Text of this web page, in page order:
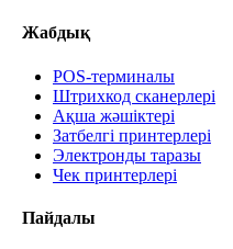
Жабдық
POS-терминалы
Штрихкод сканерлері
Ақша жәшіктері
Затбелгі принтерлері
Электронды таразы
Чек принтерлері
Пайдалы